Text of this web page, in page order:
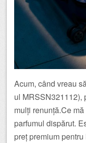
Acum, când vreau
ul MRSSN321112),
mulți renunță.Ce
parfumul dispărut.
preț premium